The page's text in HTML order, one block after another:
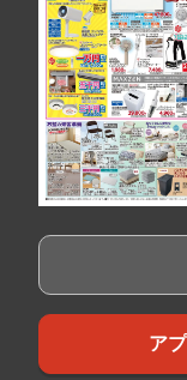
ア